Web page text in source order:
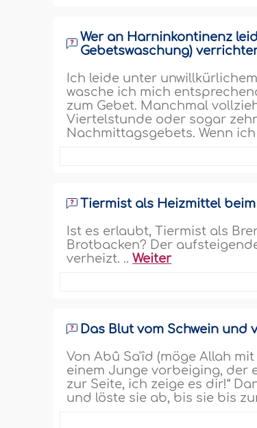
Wer an Harninkontinenz
Gebetswaschung)
Ich leide unter
wasche ich mich
zum Gebet. Manchmal
Viertelstunde oder sogar
Nachmittagsgebets. Wenn
Tiermist als Heizmittel
Ist es erlaubt, Tiermist als
Brotbacken? Der
verheizt. ..Weiter
Das Blut vom Schwein und
Von Abû Sa'îd (möge Allah
einem Junge vorbeiging, der
zur Seite, ich zeige es dir!“
und löste sie ab, bis sie bis